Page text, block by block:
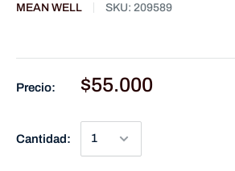
MEAN WELL SKU: 209589
Precio: $55.000
Cantidad: